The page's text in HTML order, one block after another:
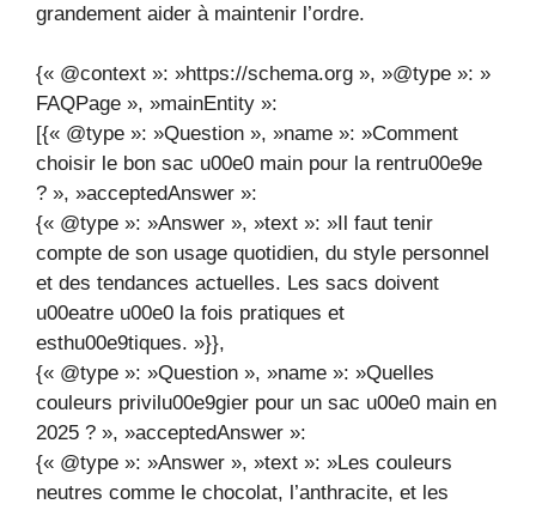
grandement aider à maintenir l’ordre.
{« @context »: »https://schema.org », »@type »: »
FAQPage », »mainEntity »:
[{« @type »: »Question », »name »: »Comment
choisir le bon sac u00e0 main pour la rentru00e9e
? », »acceptedAnswer »:
{« @type »: »Answer », »text »: »Il faut tenir
compte de son usage quotidien, du style personnel
et des tendances actuelles. Les sacs doivent
u00eatre u00e0 la fois pratiques et
esthu00e9tiques. »}},
{« @type »: »Question », »name »: »Quelles
couleurs privilu00e9gier pour un sac u00e0 main en
2025 ? », »acceptedAnswer »:
{« @type »: »Answer », »text »: »Les couleurs
neutres comme le chocolat, l’anthracite, et les